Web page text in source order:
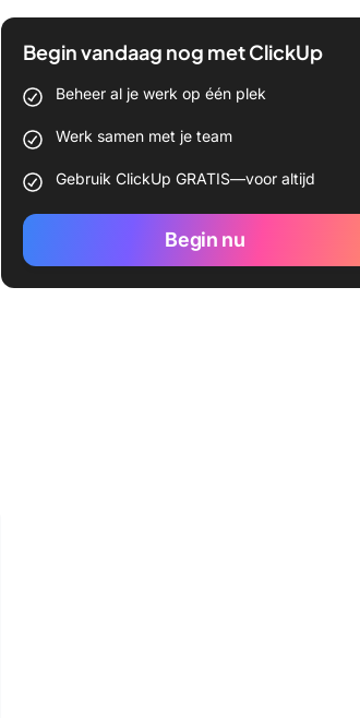
Begin vandaag nog met ClickUp
Beheer al je werk op één plek
Werk samen met je team
Gebruik ClickUp GRATIS—voor altijd
Begin nu